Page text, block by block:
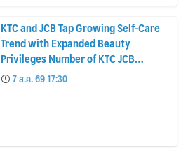
KTC and JCB Tap Growing Self-Care
Trend with Expanded Beauty
Privileges Number of KTC JCB
Cardmembers Spending on
Cosmetics Rises 26%
7 ส.ค. 69 17:30